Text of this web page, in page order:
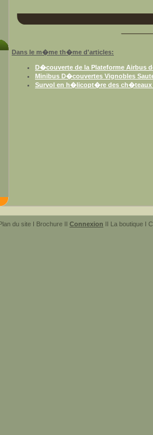
Dans le m�me th�me d'articles:
D�couverte de la Plateforme Airbus
Minibus D�couvertes Vignobles
Survol en h�licopt�re des ch�teaux
du site I Brochure II Connexion II La boutique I